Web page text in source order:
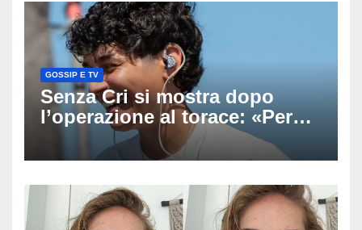
GOSSIP E TV
Senza Cri si mostra dopo
l’operazione al torace: «Per
anni mi sentivo in trappola», il
racconto sul difficile percorso